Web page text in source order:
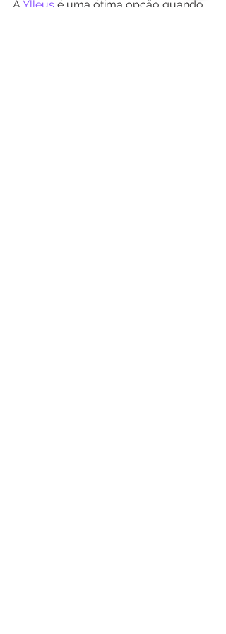
A Ylleus é uma ótima opção quando